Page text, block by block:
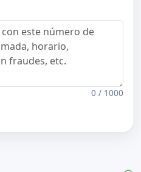
0 / 1000